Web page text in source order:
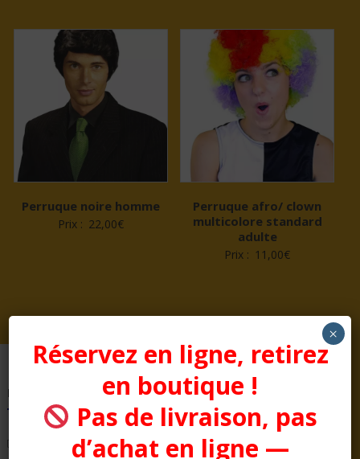
Perruque noire homme
Prix : 22,00€
Perruque afro/ clown
multicolore standard
adulte
Prix : 11,00€
Pages
Bienvenue chez Aussitôt Fêtes
Réservez en ligne, retirez
en boutique !
Pas de livraison, pas
d’achat en ligne —
×